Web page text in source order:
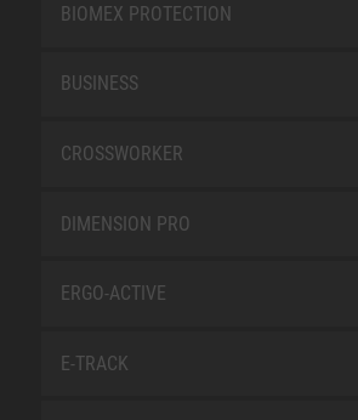
BIOMEX PROTECTION
BUSINESS
CROSSWORKER
DIMENSION PRO
ERGO-ACTIVE
E-TRACK